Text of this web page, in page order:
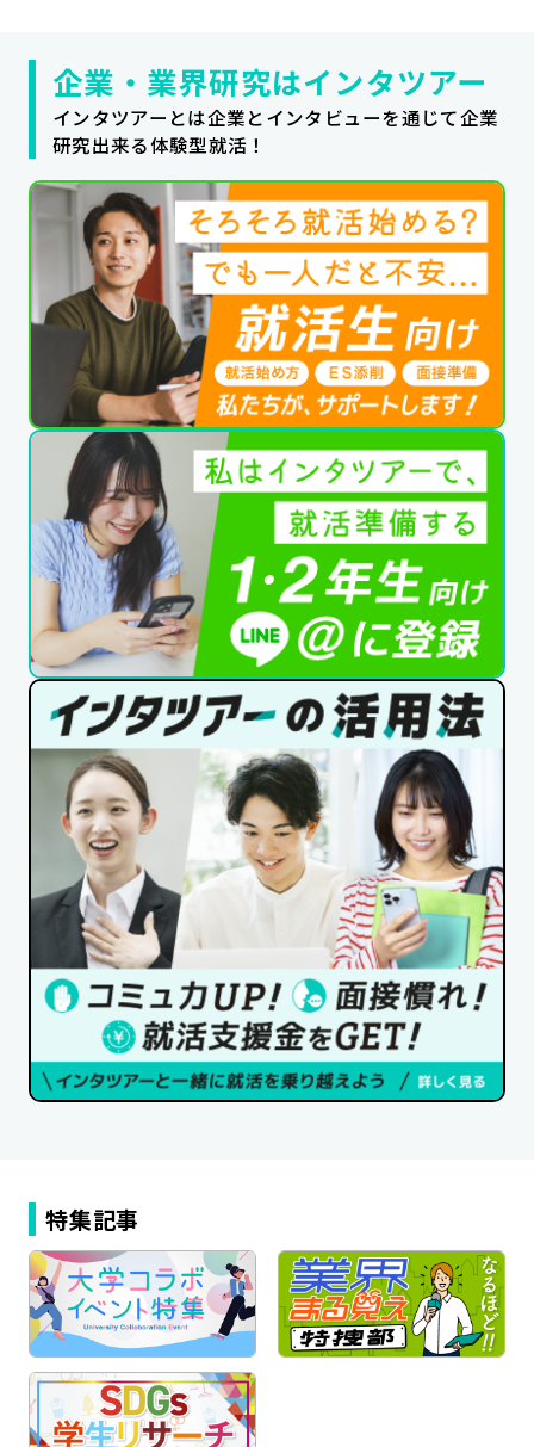
公式SNSはこちら
企業・業界研究はインタツアー
インタツアーとは企業とインタビューを通じて企業
研究出来る体験型就活！
特集記事